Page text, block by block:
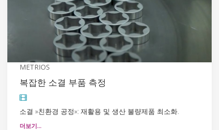
METRIOS
복잡한 소결 부품 측정
소결 »친환경 공정»: 재활용 및 생산 불량제품 최소화.
더보기…